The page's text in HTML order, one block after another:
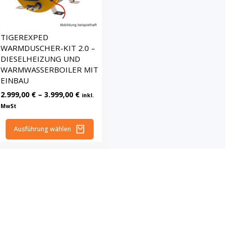
TIGEREXPED
WARMDUSCHER-KIT 2.0 –
DIESELHEIZUNG UND
WARMWASSERBOILER MIT
EINBAU
2.999,00 € – 3.999,00 € inkl.
MwSt
Ausführung wählen